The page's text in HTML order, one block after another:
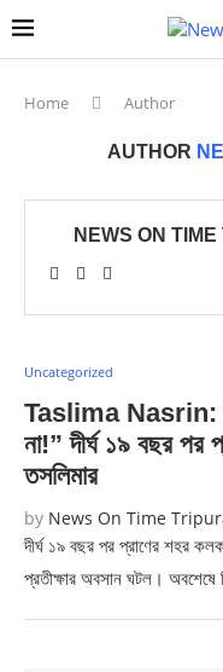
Home Author
AUTHOR
NEWS ON
Uncategorized
Taslima Nasrin:
না!” দীর্ঘ ১৯ বছর পর
তসলিমার
by News On Time
দীর্ঘ ১৯ বছর পর প্রাণের শহর
প্রতীক্ষার অবসান ঘটল।